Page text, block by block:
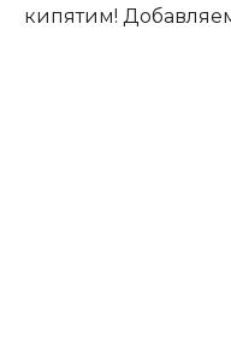
кипятим!